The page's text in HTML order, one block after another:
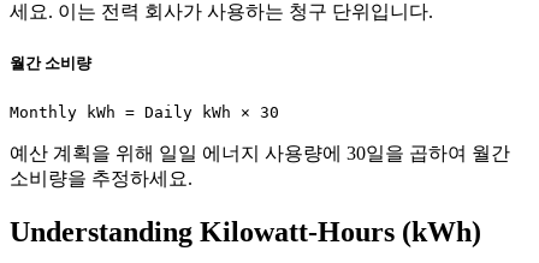
세요. 이는 전력 회사가 사용하는 청구 단위입니다.
월간 소비량
Monthly kWh = Daily kWh × 30
예산 계획을 위해 일일 에너지 사용량에 30일을 곱하여 월간
소비량을 추정하세요.
Understanding Kilowatt-Hours (kWh)